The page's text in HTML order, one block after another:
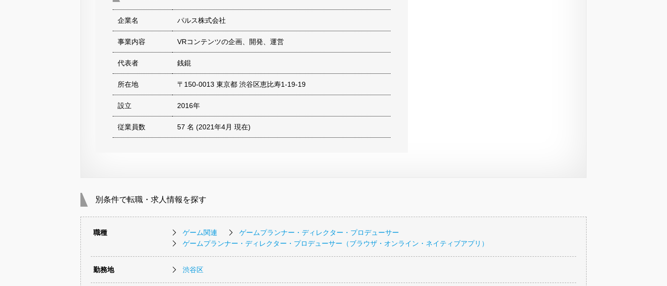
企業名 パルス株式会社
事業内容 VRコンテンツの企画、開発、運営
代表者 銭錕
所在地 〒150-0013 東京都 渋谷区恵比寿1-19-19
設立 2016年
従業員数 57 名 (2021年4月 現在)
別条件で転職・求人情報を探す
職種 ゲーム関連
ゲームプランナー・ディレクター・プロデューサー
ゲームプランナー・ディレクター・プロデューサー（ブラウザ・オンライン・ネイティブアプリ）
勤務地 渋谷区